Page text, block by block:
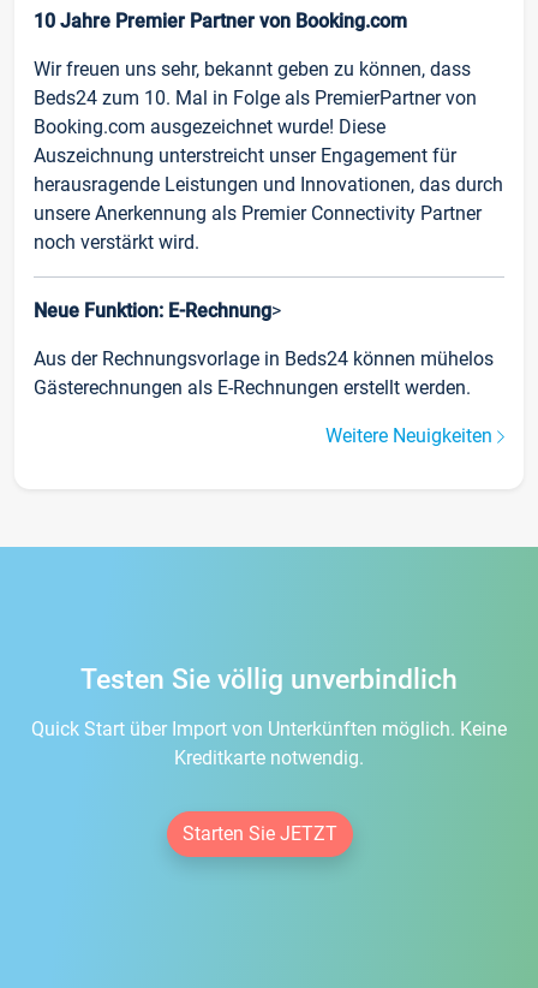
10 Jahre Premier Partner von Booking.com
Wir freuen uns sehr, bekannt geben zu können, dass
Beds24 zum 10. Mal in Folge als PremierPartner von
Booking.com ausgezeichnet wurde! Diese
Auszeichnung unterstreicht unser Engagement für
herausragende Leistungen und Innovationen, das durch
unsere Anerkennung als Premier Connectivity Partner
noch verstärkt wird.
Neue Funktion: E-Rechnung>
Aus der Rechnungsvorlage in Beds24 können mühelos
Gästerechnungen als E-Rechnungen erstellt werden.
Weitere Neuigkeiten
Testen Sie völlig unverbindlich
Quick Start über Import von Unterkünften möglich. Keine
Kreditkarte notwendig.
Starten Sie JETZT